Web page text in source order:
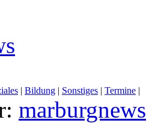
| Bildung | Sonstiges | Termine |
marburgnews